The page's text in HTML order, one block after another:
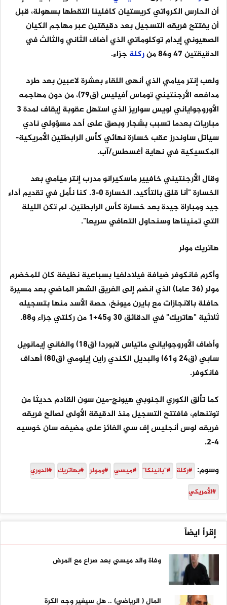
أن الحارس الكرواتي كريستيان كافلينا التقطها بسهولة، قبل
أن يفتتح فريقه التسجيل بعد دقيقتين عبر مهاجم الكيان
الصهيوني إيدام توكلوماتي الذي أضاف الثاني والثالث في
الدقيقتين 47 و84 من
ركلةجزاء.
ولعب إنتر ميامي الذي أنهى اللقاء بعشرة لاعبين بعد طرد
مدافعه الأرجنتيني توماس أفيليس (ق79)، من دون مهاجمه
الأوروجواياني لويس سواريز الذي استهل عقوبة إيقاف لمدة 3
مباريات بعدما تسبب بشجار وبصق على أحد مسؤولي نادي
سياتل ساوندرز عقب خسارة نهائي كأس الرابطتين الأمريكية-
المكسيكية في نهاية أغسطس/آب.
وقال الأرجنتيني خافيير ماسكيرانو مدرب إنتر ميامي بعد
الخسارة "أنا قلق بالتأكيد. الخسارة 0-3. كنا نأمل في تقديم أداء
جيد ومباراة جيدة بعد خسارة كأس الرابطتين. لم تكن الليلة
التي تمنيناها وسنحاول التعافي سريعا".
هاتريك مولر
وأكرم فانكوفر ضيافة فيلادلفيا بسباعية نظيفة كان للمخضرم
مولر (36 عاما) الذي انضم إلى الفريق الشهر الماضي بعد مسيرة
حافلة بالانجازات مع بايرن ميونخ، حصة الأسد منها بتسجيله
ثلاثية "هاتريك" في الدقائق 30 و45+1 من ركلتي جزاء و88.
وأضاف الأوروجواياني ماتياس لابوردا (ق18) والغاني إيمانويل
سابي (ق24 و61) والبديل الكندي راين إيلومي (ق80) أهداف
فانكوفر.
كما تألق الكوري الجنوبي هيونج-مين سون القادم حديثا من
توتنهام، فافتتح التسجيل منذ الدقيقة الأولى لصالح فريقه
فريقه لوس أنجليس إف سي الفائز على مضيفه سان خوسيه
4-2.
وسوم: #ركلة #"بانينكا" #ميسي #ومولر #بهاتريك #الدوري
#الأمريكي
إقرأ ايضاً
وفاة والد ميسي بعد صراع مع المرض
المال ( الرياضي) .. هل سيغير وجه الكرة